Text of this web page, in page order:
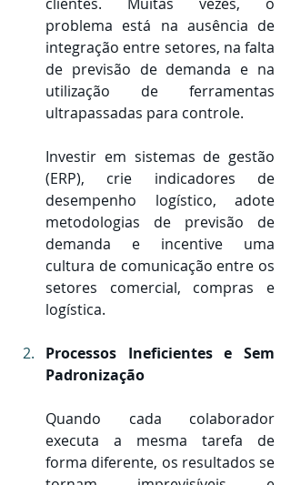
problema está na ausência de
integração entre setores, na falta
de previsão de demanda e na
utilização de ferramentas
ultrapassadas para controle.
Investir em sistemas de gestão
(ERP), crie indicadores de
desempenho logístico, adote
metodologias de previsão de
demanda e incentive uma
cultura de comunicação entre os
setores comercial, compras e
logística.
Processos Ineficientes e Sem
Padronização
Quando cada colaborador
executa a mesma tarefa de
forma diferente, os resultados se